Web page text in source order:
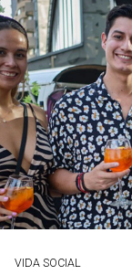
VIDA SOCIAL